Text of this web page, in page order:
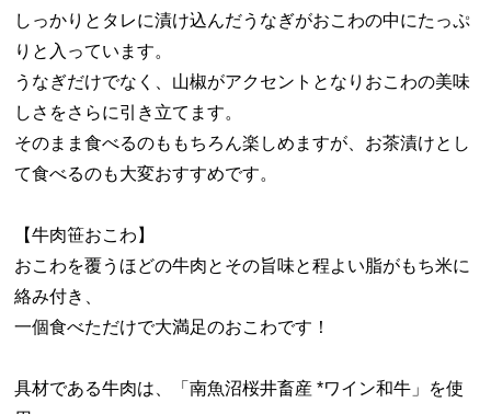
しっかりとタレに漬け込んだうなぎがおこわの中にたっぷ
りと入っています。
うなぎだけでなく、山椒がアクセントとなりおこわの美味
しさをさらに引き立てます。
そのまま食べるのももちろん楽しめますが、お茶漬けとし
て食べるのも大変おすすめです。
【牛肉笹おこわ】
おこわを覆うほどの牛肉とその旨味と程よい脂がもち米に
絡み付き、
一個食べただけで大満足のおこわです！
具材である牛肉は、「南魚沼桜井畜産 *ワイン和牛」を使